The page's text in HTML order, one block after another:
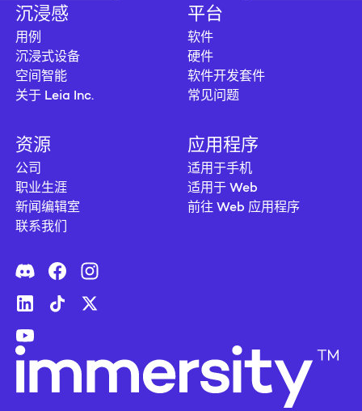
沉浸感
用例
沉浸式设备
空间智能
关于 Leia Inc.
平台
软件
硬件
软件开发套件
常见问题
资源
公司
职业生涯
新闻编辑室
联系我们
应用程序
适用于手机
适用于 Web
前往 Web 应用程序